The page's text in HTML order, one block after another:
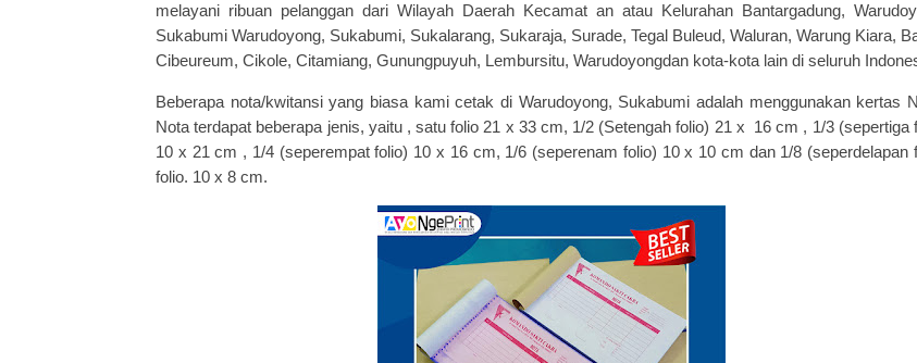
melayani ribuan pelanggan dari Wilayah Daerah Kecamat an atau Kelurahan Bantargadung,
Sukabumi Warudoyong, Sukabumi, Sukalarang, Sukaraja, Surade, Tegal Buleud, Waluran, Warung Kiara,
Cibeureum, Cikole, Citamiang, Gunungpuyuh, Lembursitu, Warudoyongdan kota-kota lain di seluruh
Beberapa nota/kwitansi yang biasa kami cetak di Warudoyong, Sukabumi adalah menggunakan kertas
Nota terdapat beberapa jenis, yaitu , satu folio 21 x 33 cm, 1/2 (Setengah folio) 21 x 16 cm , 1/3 (sepertiga
10 x 21 cm , 1/4 (seperempat folio) 10 x 16 cm, 1/6 (seperenam folio) 10 x 10 cm dan 1/8 (seperdelapan
folio. 10 x 8 cm.